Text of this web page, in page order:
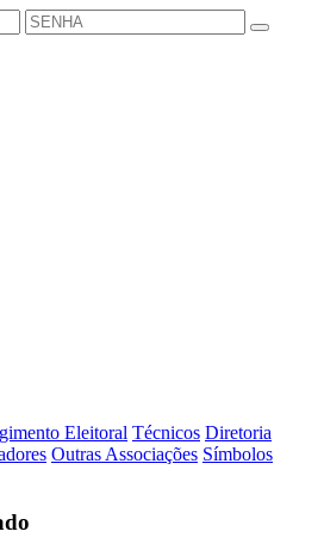
Eleitoral Técnicos Diretoria
Outras Associações Símbolos